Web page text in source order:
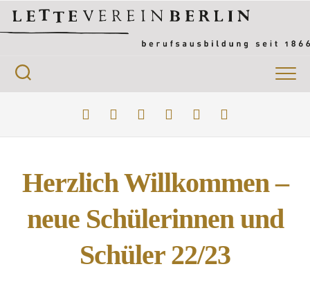
content
Herzlich Willkommen –
neue Schülerinnen und
Schüler 22/23